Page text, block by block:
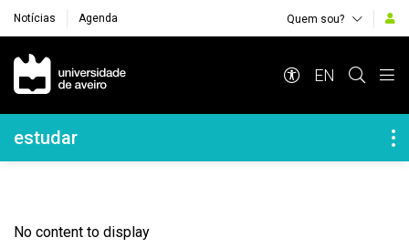
Notícias Agenda Quem sou?
Navegação Principal
EN
Navegação Lateral
estudar
No content to display